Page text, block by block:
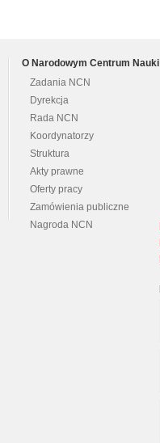
O Narodowym Centrum Nauki
Zadania NCN
Dyrekcja
Rada NCN
Koordynatorzy
Struktura
Akty prawne
Oferty pracy
Zamówienia publiczne
Nagroda NCN